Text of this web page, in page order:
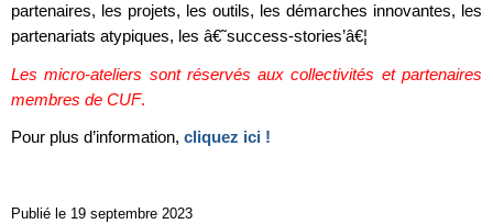
partenaires, les projets, les outils, les démarches innovantes, les
partenariats atypiques, les â€˜success-stories’â€¦
Les micro-ateliers sont réservés aux collectivités et partenaires
membres de CUF.
Pour plus d’information, cliquez ici !
Publié le 19 septembre 2023